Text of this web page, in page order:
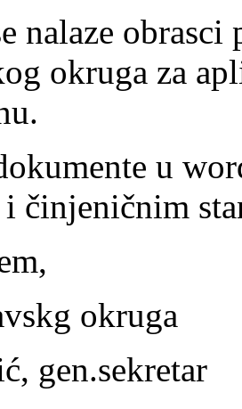
nalaze obrasci
okruga za
u
i činjeničnim
okruga
gen.sekretar